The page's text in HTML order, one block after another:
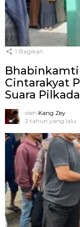
1 Bagikan
Cintarakyat
Suara
oleh Kang Zey
2 tahun yang lalu